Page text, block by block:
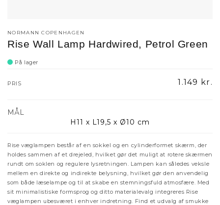
NORMANN COPENHAGEN
Rise Wall Lamp Hardwired, Petrol Green
På lager
PRIS 1.149 kr.
MÅL
H11 x L19,5 x Ø10 cm
Rise væglampen består af en sokkel og en cylinderformet skærm, der
holdes sammen af et drejeled, hvilket gør det muligt at rotere skærmen
rundt om soklen og regulere lysretningen. Lampen kan således veksle
mellem en direkte og indirekte belysning, hvilket gør den anvendelig
som både læselampe og til at skabe en stemningsfuld atmosfære. Med
sit minimalistiske formsprog og ditto materialevalg integreres Rise
væglampen ubesværet i enhver indretning. Find et udvalg af smukke